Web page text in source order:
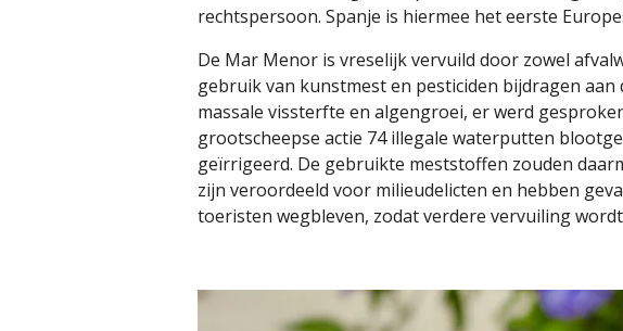
rechtspersoon. Spanje is hiermee het eerste
De Mar Menor is vreselijk vervuild door zowel
gebruik van kunstmest en pesticiden bijdragen
massale vissterfte en algengroei, er werd
grootscheepse actie 74 illegale waterputten
geïrrigeerd. De gebruikte meststoffen zouden
zijn veroordeeld voor milieudelicten en hebben
toeristen wegbleven, zodat verdere vervuiling